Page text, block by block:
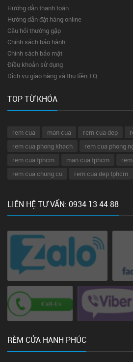
Hướng dẫn thanh toán
Hướng dẫn đặt hàng online
Câu hỏi thường gặp
Chính sách bảo hành
Chính sách bảo mật
Điều khoản sử dụng
Dịch vụ giao hàng và thu tiền TQ
TOP TỪ KHÓA
rem cua man cua rem cua dep
rem cua phong khach
rem cua phong
rem cua tphcm
man cua tphcm
rem cua chung cu
rem cua dep tphcm
LIÊN HỆ TƯ VẤN: 0934 13 44 88
RÈM CỬA HẠNH PHÚC